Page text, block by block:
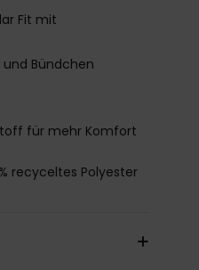
Fit mit
Bündchen
für mehr Komfort
recyceltes Polyester